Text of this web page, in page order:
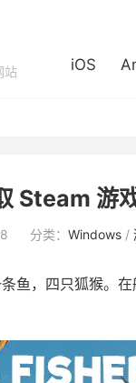
站
iOS
Steam
分类： Windows/
鱼，四只狐猴。